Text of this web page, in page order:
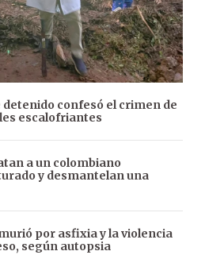
confesó el crimen de
escalofriantes
a un colombiano
y desmantelan una
por asfixia y la violencia
según autopsia